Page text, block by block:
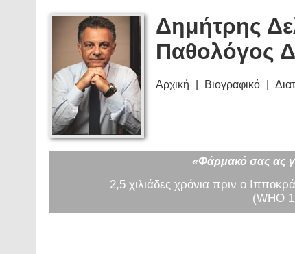
Δημήτρης
Παθολόγος
Αρχική Βιογραφικό
«Φάρμακό σας ας
2,5 χιλιάδες χρόνια πριν ο
(WHO